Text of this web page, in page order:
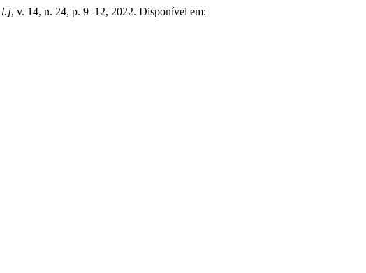
l.], v. 14, n. 24, p. 9–12, 2022. Disponível em: